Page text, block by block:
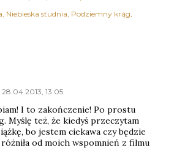
Niebieska studnia Podziemny krąg
28.04.2013, 13:05
I to zakończenie! Po prostu
Myślę też, że kiedyś przeczytam
bo jestem ciekawa czy będzie
od moich wspomnień z filmu